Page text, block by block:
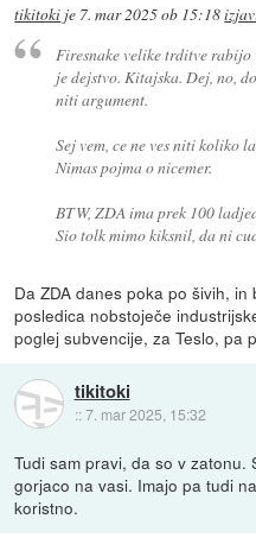
tikitoki je 7. mar 2025 ob 15:18
Firesnake velike trditve rabijo
je dejstvo. Kitajska. Dej, no,
niti argument.
Sej vem, ce ne ves niti koliko
Nimas pojma o nicemer.
BTW, ZDA ima prek 100
Sio tolk mimo kiksnil, da ni
Da ZDA danes poka po šivih,
posledica nobstoječe
poglej subvencije, za Teslo, pa
tikitoki
::7. mar 2025, 15:32
Tudi sam pravi, da so v
gorjaco na vasi. Imajo pa tudi
koristno.